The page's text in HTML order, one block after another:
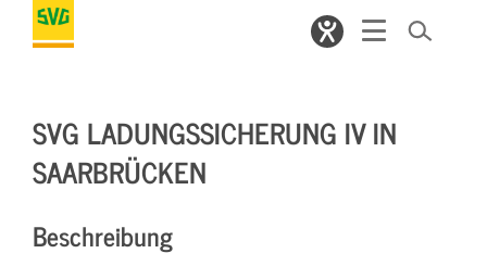
SVG LADUNGSSICHERUNG IV IN
SAARBRÜCKEN
Beschreibung